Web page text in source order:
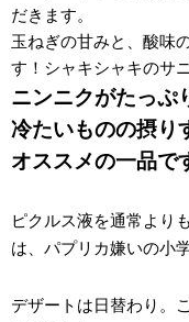
だきます。
玉ねぎの甘みと、酸味
す！シャキシャキのサ
ニンニクがたっぷ
冷たいものの摂り
オススメの一品で
ピクルス液を通常より
は、パプリカ嫌いの小
デザートは日替わり。